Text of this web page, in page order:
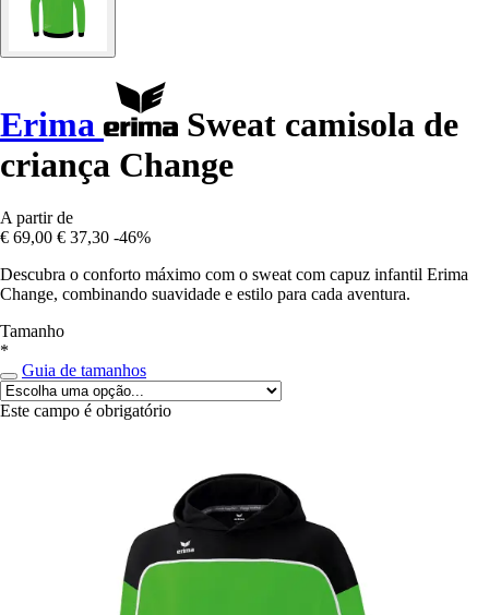
Erima
Sweat camisola de
criança Change
A partir de
€ 69,00 € 37,30 -46%
Descubra o conforto máximo com o sweat com capuz infantil Erima
Change, combinando suavidade e estilo para cada aventura.
Tamanho
*
Guia de tamanhos
Este campo é obrigatório